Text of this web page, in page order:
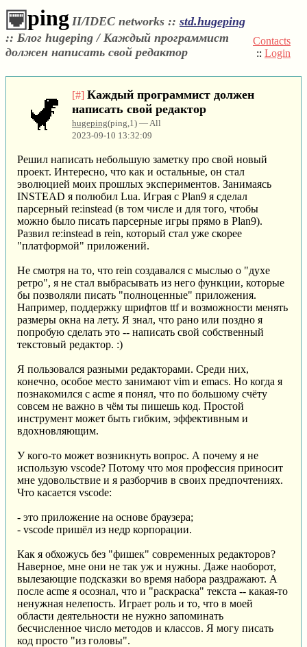
ping II/IDEC networks :: std.hugeping
:: Блог hugeping / Каждый программист
должен написать свой редактор
Contacts
:: Login
[#] Каждый программист должен
написать свой редактор
hugeping(ping,1) — All
2023-09-10 13:32:09
Решил написать небольшую заметку про свой новый
проект. Интересно, что как и остальные, он стал
эволюцией моих прошлых экспериментов. Занимаясь
INSTEAD я полюбил Lua. Играя с Plan9 я сделал
парсерный re:instead (в том числе и для того, чтобы
можно было писать парсерные игры прямо в Plan9).
Развил re:instead в rein, который стал уже скорее
"платформой" приложений.
Не смотря на то, что rein создавался с мыслью о "духе
ретро", я не стал выбрасывать из него функции, которые
бы позволяли писать "полноценные" приложения.
Например, поддержку шрифтов ttf и возможности менять
размеры окна на лету. Я знал, что рано или поздно я
попробую сделать это -- написать свой собственный
текстовый редактор. :)
Я пользовался разными редакторами. Среди них,
конечно, особое место занимают vim и emacs. Но когда я
познакомился с acme я понял, что по большому счёту
совсем не важно в чём ты пишешь код. Простой
инструмент может быть гибким, эффективным и
вдохновляющим.
У кого-то может возникнуть вопрос. А почему я не
использую vscode? Потому что моя профессия приносит
мне удовольствие и я разборчив в своих предпочтениях.
Что касается vscode:
- это приложение на основе браузера;
- vscode пришёл из недр корпорации.
Как я обхожусь без "фишек" современных редакторов?
Наверное, мне они не так уж и нужны. Даже наоборот,
вылезающие подсказки во время набора раздражают. А
после acme я осознал, что и "раскраска" текста -- какая-то
ненужная нелепость. Играет роль и то, что в моей
области деятельности не нужно запоминать
бесчисленное число методов и классов. Я могу писать
код просто "из головы".